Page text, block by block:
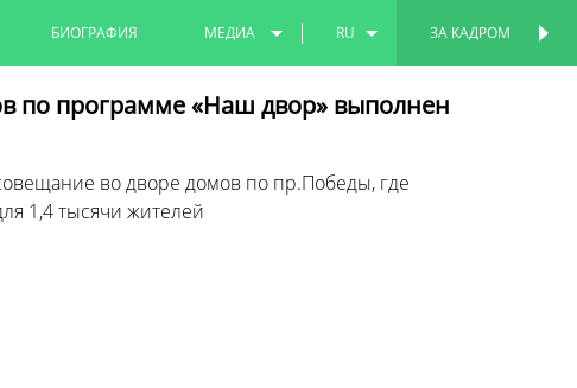
ЗА КАДРОМ
БИОГРАФИЯ МЕДИА
ФОТО
RU
EN
по программе «Наш двор» выполнен
во дворе домов по пр.Победы, где
1,4 тысячи жителей
ПЕРСОНАЛЬНАЯ